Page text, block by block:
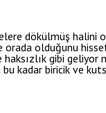
dökülmüş halini
orada olduğunu
gibi geliyor
kadar biricik ve